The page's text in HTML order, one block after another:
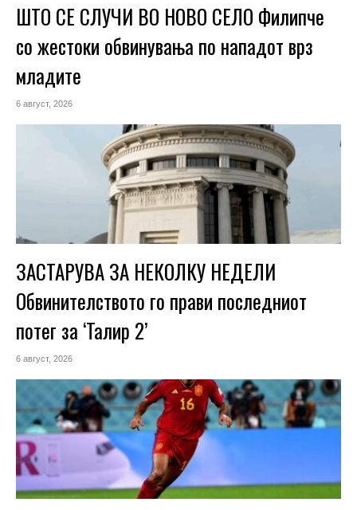
ШТО СЕ СЛУЧИ ВО НОВО СЕЛО Филипче
со жестоки обвинувања по нападот врз
младите
6 август, 2026
ЗАСТАРУВА ЗА НЕКОЛКУ НЕДЕЛИ
Обвинителството го прави последниот
потег за ‘Талир 2’
6 август, 2026